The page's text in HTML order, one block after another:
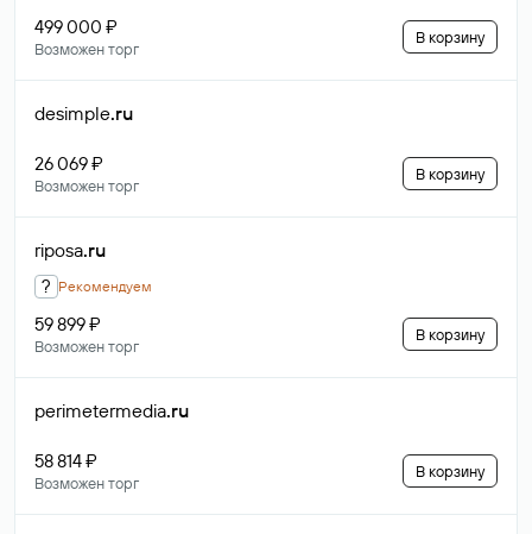
499 000 ₽
Возможен торг
В корзину
desimple.ru
26 069 ₽
Возможен торг
В корзину
riposa.ru
? Рекомендуем
59 899 ₽
Возможен торг
В корзину
perimetermedia.ru
58 814 ₽
Возможен торг
В корзину